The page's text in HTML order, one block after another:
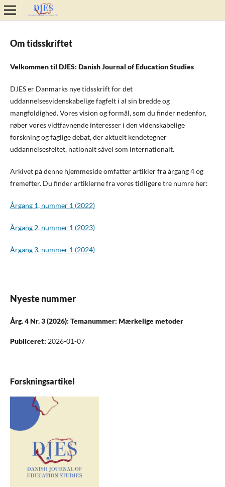
Om tidsskriftet
Velkommen til DJES: Danish Journal of Education Studies
DJES er Danmarks nye tidsskrift for det
uddannelsesvidenskabelige fagfelt i al sin bredde og
mangfoldighed. Vores vision og formål, som du finder nedenfor,
røber vores vidtfavnende interesser i den videnskabelige
forskning og faglige debat, der aktuelt kendetegner
uddannelsesfeltet, nationalt såvel som internationalt.
Arkivet på denne hjemmeside omfatter artikler fra årgang 4 og
fremefter. Du finder artiklerne fra vores tidligere tre numre her:
Årgang 1, nummer 1 (2022)
Årgang 2, nummer 1 (2023)
Årgang 3, nummer 1 (2024)
Nyeste nummer
Årg. 4 Nr. 3 (2026): Temanummer: Mærkelige metoder
Publiceret: 2026-01-07
Forskningsartikel